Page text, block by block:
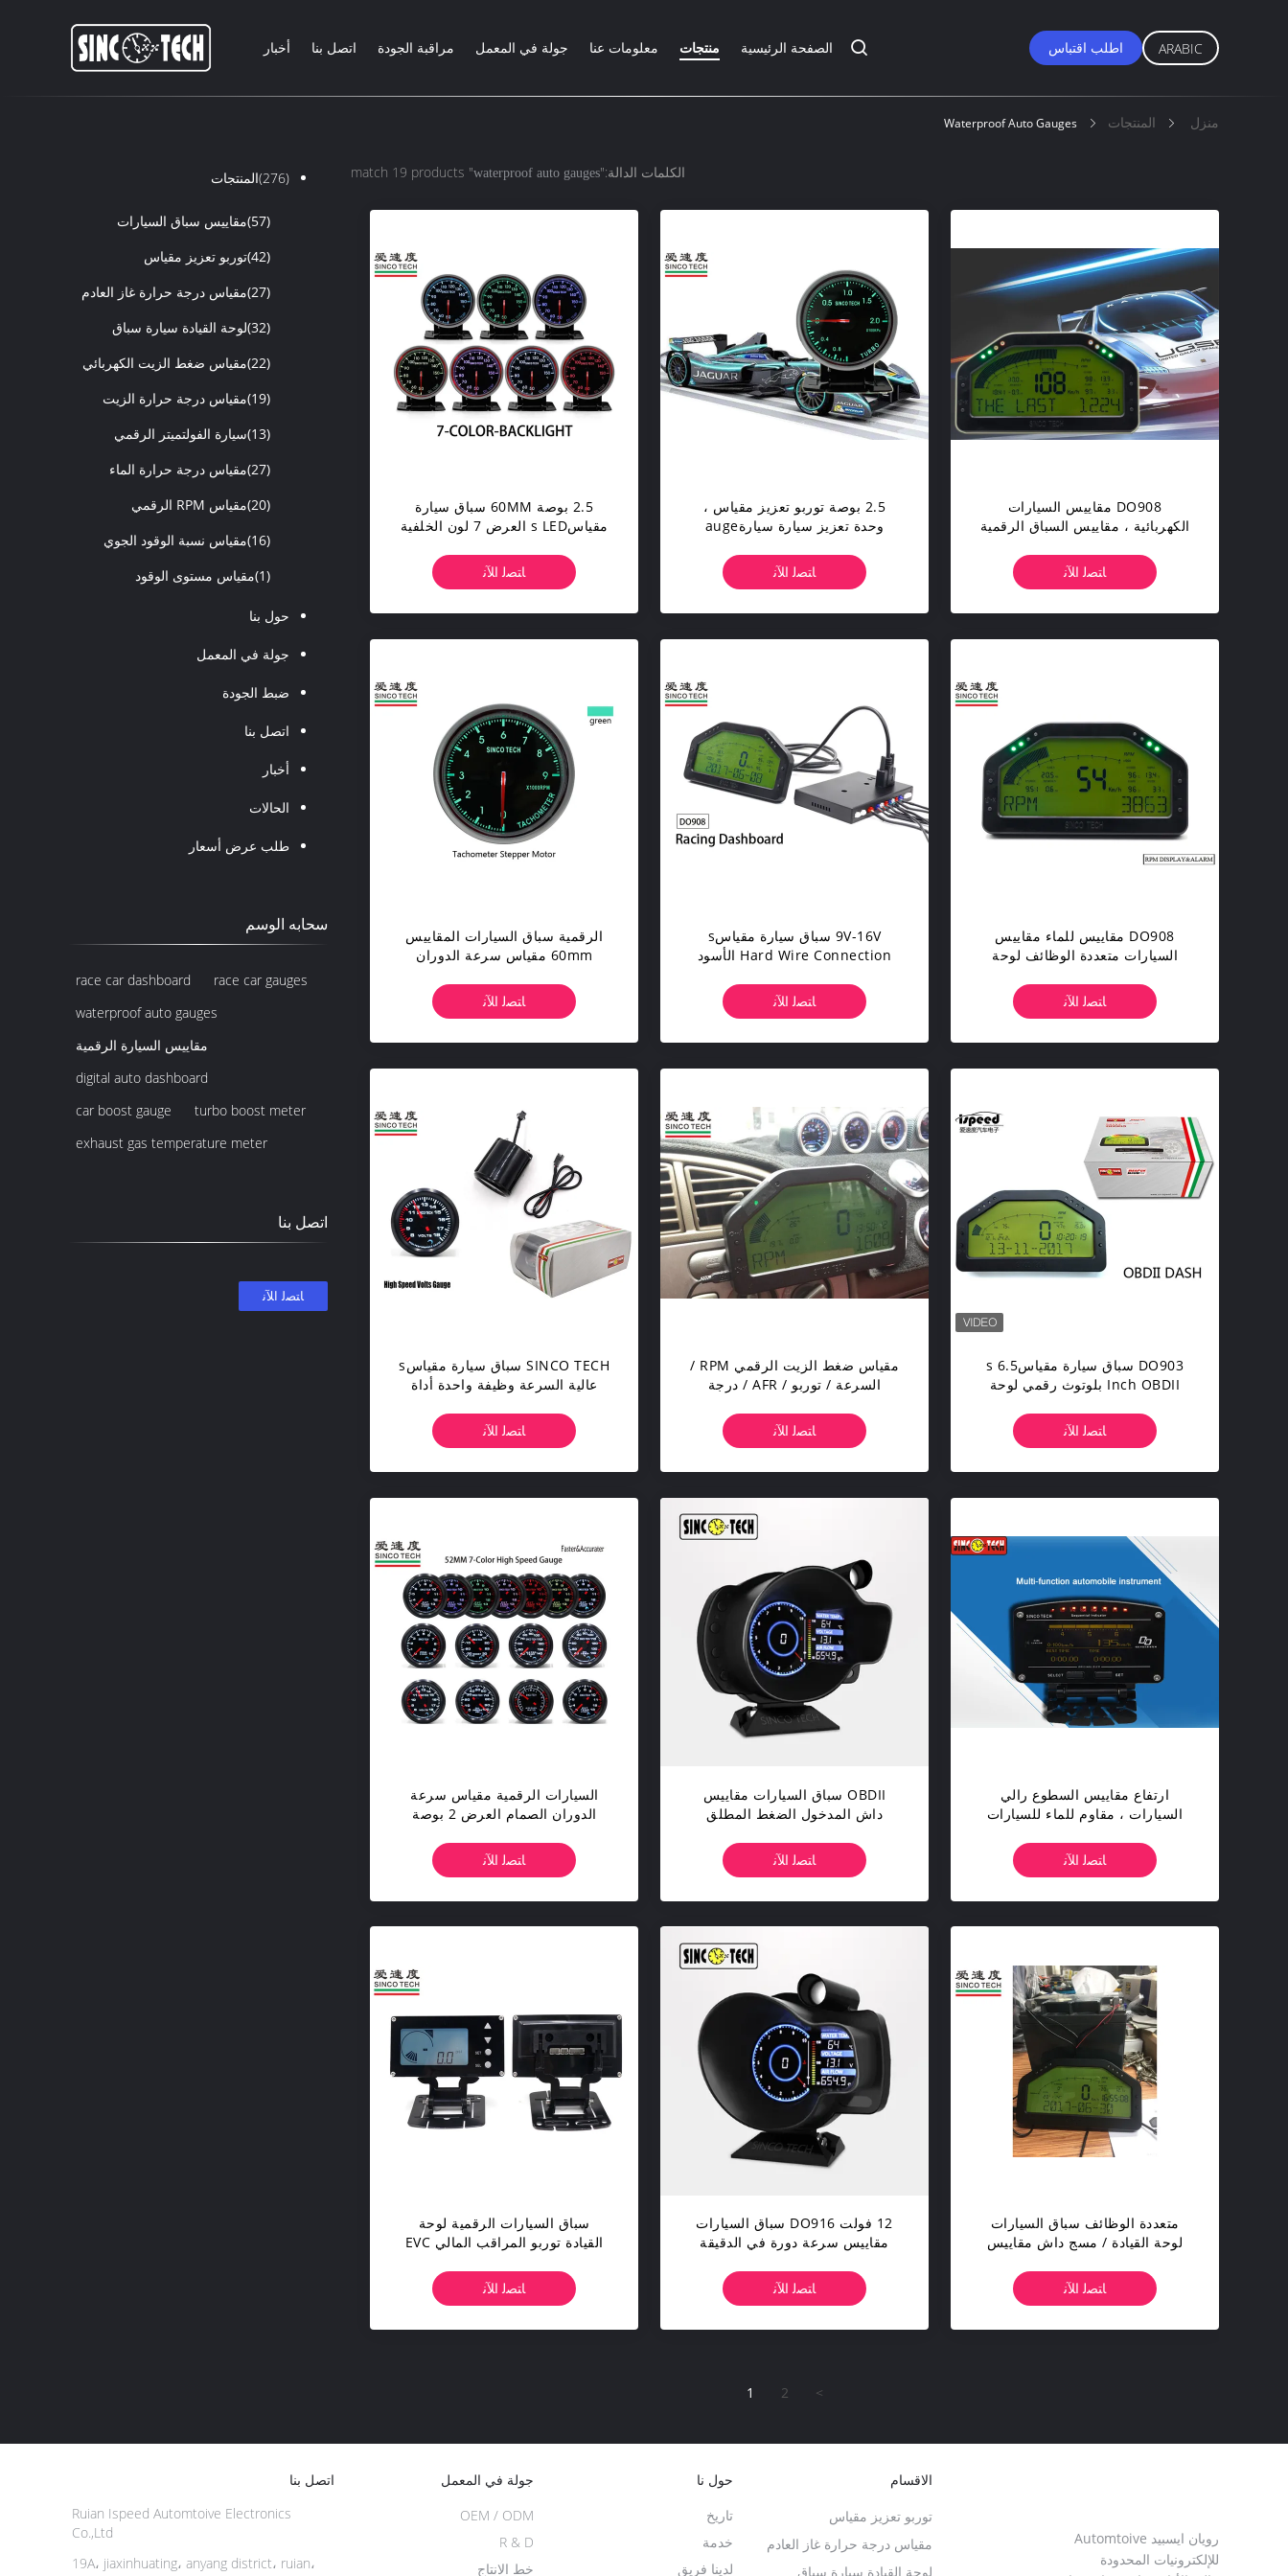
الصفحة الرئيسية منتجات معلومات عنا جولة في المعمل مراقبة الجودة اتصل بنا أخبار اطلب اقتباس ARABIC
منزل المنتجات Waterproof Auto Gauges
المنتجات (276)
مقاييس سباق السيارات
(57)
توربو تعزيز مقياس
(42)
مقياس درجة حرارة غاز العادم
(27)
لوحة القيادة سيارة سباق
(32)
مقياس ضغط الزيت الكهربائي
(22)
مقياس درجة حرارة الزيت
(19)
سيارة الفولتميتر الرقمي
(13)
مقياس درجة حرارة الماء
(27)
مقياس RPM الرقمي
(20)
مقياس نسبة الوقود الجوي
(16)
مقياس مستوى الوقود
(1)
حول بنا
جولة في المعمل
ضبط الجودة
اتصل بنا
أخبار
الحالات
طلب عرض أسعار
سحابه الوسم
race car dashboard
race car gauges
waterproof auto gauges
مقاييس السيارة الرقمية
digital auto dashboard
car boost gauge
turbo boost meter
exhaust gas temperature meter
اتصل بنا
الكلمات الدالة:"waterproof auto gauges
" match 19 products
DO908 مقاييس السيارات
الكهربائية ، مقاييس السباق الرقمية
Acceleration Mode
ﺎﺘﺼﻟ ﺍﻶﻧ
2.5 بوصة توربو تعزيز مقياس ،
وحدة تعزيز سيارة سيارةauge
DO 6351
ﺎﺘﺼﻟ ﺍﻶﻧ
2.5 بوصة 60MM سباق سيارة
مقياسs LED العرض 7 لون الخلفية
ﺎﺘﺼﻟ ﺍﻶﻧ
DO908 مقاييس للماء مقاييس
السيارات متعددة الوظائف لوحة
ﺎﺘﺼﻟ ﺍﻶﻧ
9V-16V سباق سيارة مقياسs
Hard Wire Connection الأسود
ﺎﺘﺼﻟ ﺍﻶﻧ
الرقمية سباق السيارات المقاييس
60mm مقياس سرعة الدوران
العرض
ﺎﺘﺼﻟ ﺍﻶﻧ
DO903 سباق سيارة مقياسs 6.5
Inch OBDII بلوتوث رقمي لوحة
ﺎﺘﺼﻟ ﺍﻶﻧ
مقياس ضغط الزيت الرقمي RPM /
السرعة / توربو / AFR / درجة
ﺎﺘﺼﻟ ﺍﻶﻧ
SINCO TECH سباق سيارة مقياسs
عالية السرعة وظيفة واحدة أداة
ﺎﺘﺼﻟ ﺍﻶﻧ
ارتفاع مقاييس السطوع رالي
السيارات ، مقاوم للماء للسيارات
DO907
ﺎﺘﺼﻟ ﺍﻶﻧ
OBDII سباق السيارات مقاييس
داش المدخول الضغط المطلق
ﺎﺘﺼﻟ ﺍﻶﻧ
السيارات الرقمية مقياس سرعة
الدوران الصمام العرض 2 بوصة
المقاييس
ﺎﺘﺼﻟ ﺍﻶﻧ
متعددة الوظائف سباق السيارات
لوحة القيادة / مسج داش مقاييس
ﺎﺘﺼﻟ ﺍﻶﻧ
12 فولت DO916 سباق السيارات
مقاييس سرعة دورة في الدقيقة
ﺎﺘﺼﻟ ﺍﻶﻧ
سباق السيارات الرقمية لوحة
القيادة توربو المراقب المالي EVC
ﺎﺘﺼﻟ ﺍﻶﻧ
1 2 >
رويان ايسبيد Automtoive
للإلكترونيات المحدودة
الاقسام
توربو تعزيز مقياس
مقياس درجة حرارة غاز العادم
لوحة القيادة سيارة سباق
حول نا
تاريخ
خدمة
لدينا فريق
جولة في المعمل
خط الانتاج
OEM / ODM
R & D
اتصل بنا
Ruian Ispeed Automtoive Electronics
Co.,Ltd
19A، jiaxinhuating، anyang district، ruian،